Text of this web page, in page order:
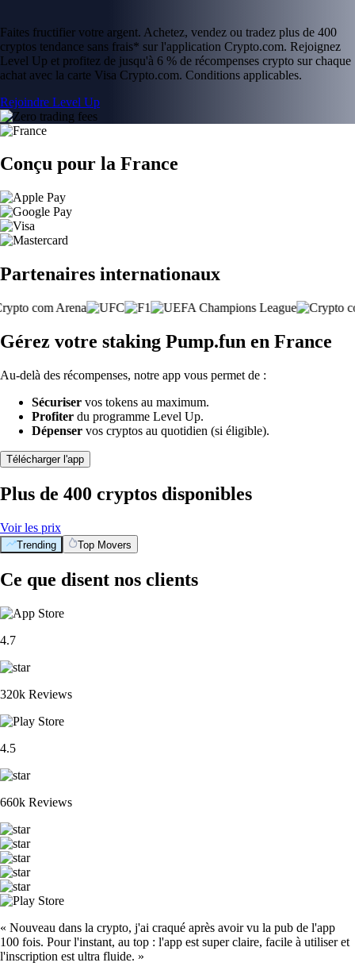
Faites fructifier votre argent. Achetez, vendez ou tradez plus de 400
cryptos tendance sans frais* sur l'application Crypto.com. Rejoignez
Level Up et profitez de jusqu'à 6 % de récompenses crypto sur chaque
achat avec la carte Visa Crypto.com. Conditions applicables.
Rejoindre Level Up
Conçu pour la France
Partenaires internationaux
Gérez votre staking Pump.fun en France
Au-delà des récompenses, notre app vous permet de :
Sécuriser vos tokens au maximum.
Profiter du programme Level Up.
Dépenser vos cryptos au quotidien (si éligible).
Télécharger l'app
Plus de 400 cryptos disponibles
Voir les prix
Trending Top Movers
Ce que disent nos clients
4.7
320k Reviews
4.5
660k Reviews
« Nouveau dans la crypto, j'ai craqué après avoir vu la pub de l'app
100 fois. Pour l'instant, au top : l'app est super claire, facile à utiliser et
l'inscription est ultra fluide. »